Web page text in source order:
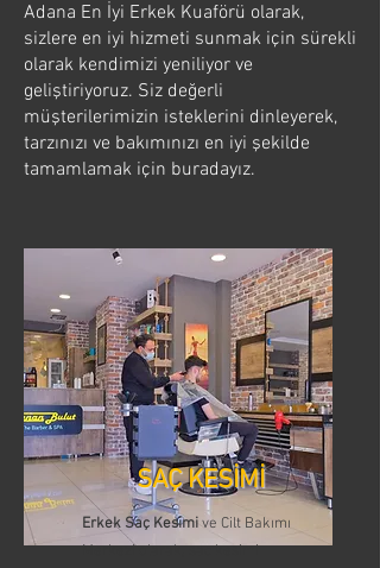
Adana En İyi Erkek Kuaförü olarak,
sizlere en iyi hizmeti sunmak için sürekli
olarak kendimizi yeniliyor ve
geliştiriyoruz. Siz değerli
müşterilerimizin isteklerini dinleyerek,
tarzınızı ve bakımınızı en iyi şekilde
tamamlamak için buradayız.
SAÇ KESİMİ
Erkek Saç Kesimive Cilt Bakımı
Merkezi olarak, saç kesimi